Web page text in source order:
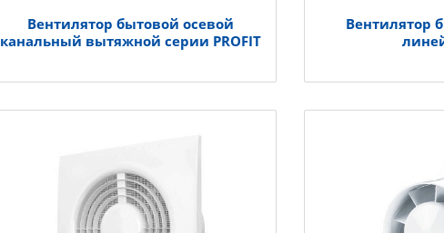
Вентилятор бытовой осевой
канальный вытяжной серии PROFIT
Вентилятор